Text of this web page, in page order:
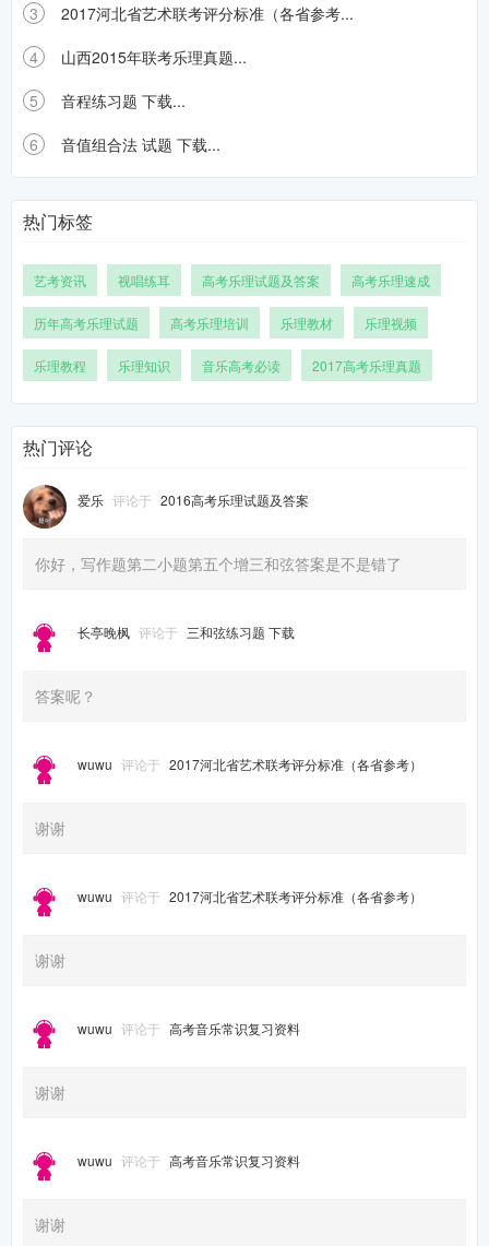
3
2017河北省艺术联考评分标准（各省参考...
4
山西2015年联考乐理真题...
5
音程练习题 下载...
6
音值组合法 试题 下载...
热门标签
艺考资讯 视唱练耳 高考乐理试题及答案 高考乐理速成
历年高考乐理试题 高考乐理培训 乐理教材 乐理视频
乐理教程 乐理知识 音乐高考必读 2017高考乐理真题
热门评论
爱乐 评论于 2016高考乐理试题及答案
你好，写作题第二小题第五个增三和弦答案是不是错了
长亭晚枫 评论于 三和弦练习题 下载
答案呢？
wuwu 评论于 2017河北省艺术联考评分标准（各省参考）
谢谢
wuwu 评论于 2017河北省艺术联考评分标准（各省参考）
谢谢
wuwu 评论于 高考音乐常识复习资料
谢谢
wuwu 评论于 高考音乐常识复习资料
谢谢